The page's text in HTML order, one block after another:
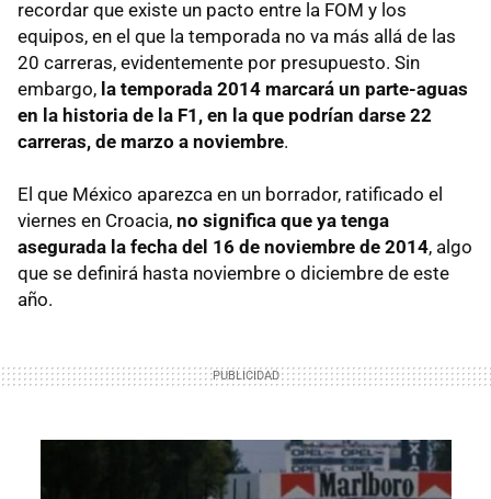
recordar que existe un pacto entre la FOM y los
equipos, en el que la temporada no va más allá de las
20 carreras, evidentemente por presupuesto. Sin
embargo, la temporada 2014 marcará un parte-aguas
en la historia de la F1, en la que podrían darse 22
carreras, de marzo a noviembre.
El que México aparezca en un borrador, ratificado el
viernes en Croacia, no significa que ya tenga
asegurada la fecha del 16 de noviembre de 2014, algo
que se definirá hasta noviembre o diciembre de este
año.